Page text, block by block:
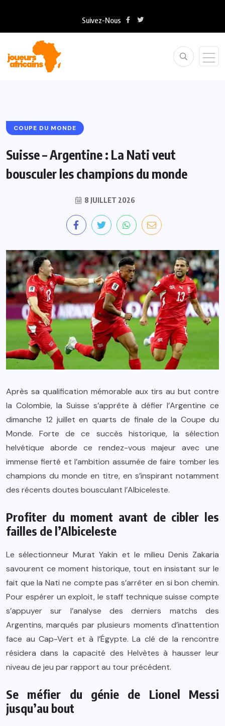
Suivez-Nous
COUPE DU MONDE
Suisse – Argentine : La Nati veut
bousculer les champions du monde
8 JUILLET 2026
Après sa qualification mémorable aux tirs au but contre
la Colombie, la Suisse s’apprête à défier l’Argentine ce
dimanche 12 juillet en quarts de finale de la Coupe du
Monde. Forte de ce succès historique, la sélection
helvétique aborde ce rendez-vous majeur avec une
immense fierté et l’ambition assumée de faire tomber les
champions du monde en titre, en s’inspirant notamment
des récents doutes bousculant l’Albiceleste.
Profiter du moment avant de cibler les
failles de l’Albiceleste
Le sélectionneur Murat Yakin et le milieu Denis Zakaria
savourent ce moment historique, tout en insistant sur le
fait que la Nati ne compte pas s’arrêter en si bon chemin.
Pour espérer un exploit, le staff technique suisse compte
s’appuyer sur l’analyse des derniers matchs des
Argentins, marqués par plusieurs moments d’inattention
face au Cap-Vert et à l’Égypte. La clé de la rencontre
résidera dans la capacité des Helvètes à hausser leur
niveau de jeu par rapport au tour précédent.
Se méfier du génie de Lionel Messi
jusqu’au bout